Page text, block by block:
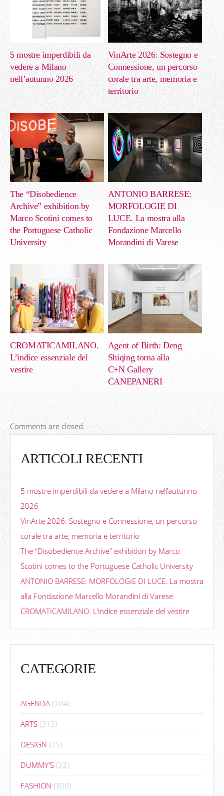
5 mostre imperdibili da
vedere a Milano
nell’autunno 2026
VinArte 2026: Sostegno e
Connessione, un percorso
corale tra arte, memoria e
territorio
The “Disobedience
Archive” exhibition by
Marco Scotini comes to
the Portuguese Catholic
University
ANTONIO BARRESE:
MORFOLOGIE DI
LUCE. La mostra alla
Fondazione Marcello
Morandini di Varese
CROMATICAMILANO.
L’indice essenziale del
vestire
Agent of Birth: Deng
Shiqing torna alla
C+N Gallery
CANEPANERI
Comments are closed.
ARTICOLI RECENTI
5 mostre imperdibili da vedere a Milano nell’autunno
2026
VinArte 2026: Sostegno e Connessione, un percorso
corale tra arte, memoria e territorio
The “Disobedience Archive” exhibition by Marco
Scotini comes to the Portuguese Catholic University
ANTONIO BARRESE: MORFOLOGIE DI LUCE. La mostra
alla Fondazione Marcello Morandini di Varese
CROMATICAMILANO. L’indice essenziale del vestire
CATEGORIE
AGENDA (104)
ARTS (313)
DESIGN (25)
DUMMY'S (33)
FASHION (300)